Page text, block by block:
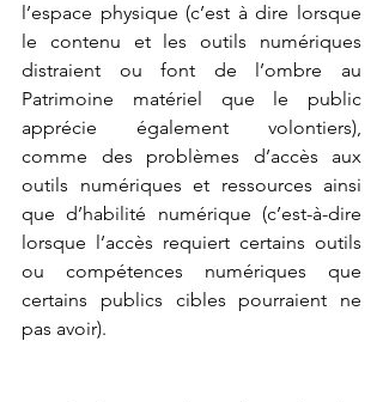
l’espace physique (c’est à dire lorsque
le contenu et les outils numériques
distraient ou font de l’ombre au
Patrimoine matériel que le public
apprécie également volontiers),
comme des problèmes d’accès aux
outils numériques et ressources ainsi
que d’habilité numérique (c’est-à-dire
lorsque l’accès requiert certains outils
ou compétences numériques que
certains publics cibles pourraient ne
pas avoir).